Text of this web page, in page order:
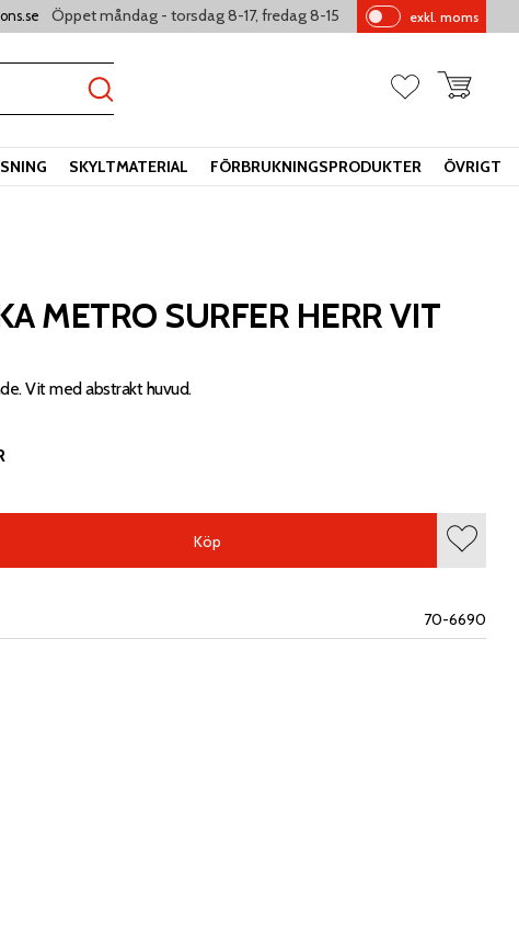
Öppet måndag - torsdag 8-17, fredag 8-15
Pr
s
exkl. moms
FavoriterKundvagn
SKYLTMATERIAL FÖRBRUKNINGSPRODUKTER ÖVRIGT
METRO SURFER HERR VIT
Vit med abstrakt huvud.
Köp
Lägg
70-6690